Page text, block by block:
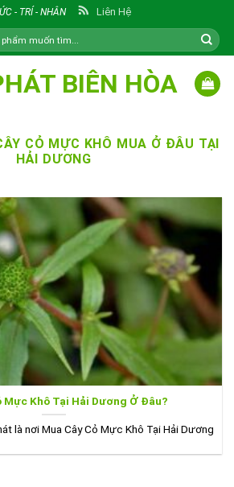
- TRÍ - NHÂN Liên Hệ
BIÊN HÒA
CỎ MỰC KHÔ MUA Ở ĐÂU TẠI
HẢI DƯƠNG
Mực Khô Tại Hải Dương Ở Đâu?
là nơi Mua Cây Cỏ Mực Khô Tại Hải Dương